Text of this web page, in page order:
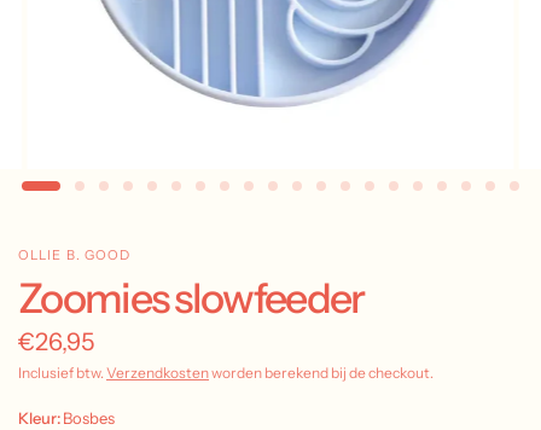
OLLIE B. GOOD
Zoomies slowfeeder
€26,95
Inclusief btw. Verzendkostenworden berekend bij de checkout.
Kleur:Bosbes